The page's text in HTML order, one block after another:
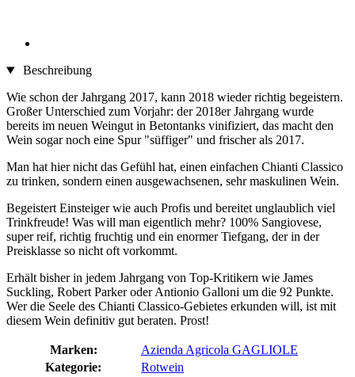
Beschreibung
Wie schon der Jahrgang 2017, kann 2018 wieder richtig begeistern.
Großer Unterschied zum Vorjahr: der 2018er Jahrgang wurde
bereits im neuen Weingut in Betontanks vinifiziert, das macht den
Wein sogar noch eine Spur "süffiger" und frischer als 2017.
Man hat hier nicht das Gefühl hat, einen einfachen Chianti Classico
zu trinken, sondern einen ausgewachsenen, sehr maskulinen Wein.
Begeistert Einsteiger wie auch Profis und bereitet unglaublich viel
Trinkfreude! Was will man eigentlich mehr? 100% Sangiovese,
super reif, richtig fruchtig und ein enormer Tiefgang, der in der
Preisklasse so nicht oft vorkommt.
Erhält bisher in jedem Jahrgang von Top-Kritikern wie James
Suckling, Robert Parker oder Antionio Galloni um die 92 Punkte.
Wer die Seele des Chianti Classico-Gebietes erkunden will, ist mit
diesem Wein definitiv gut beraten. Prost!
Marken:
Azienda Agricola GAGLIOLE
Kategorie:
Rotwein